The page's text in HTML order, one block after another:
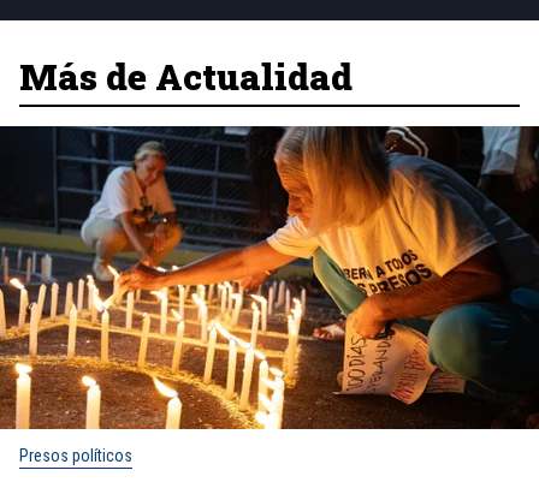
Más de Actualidad
Presos políticos